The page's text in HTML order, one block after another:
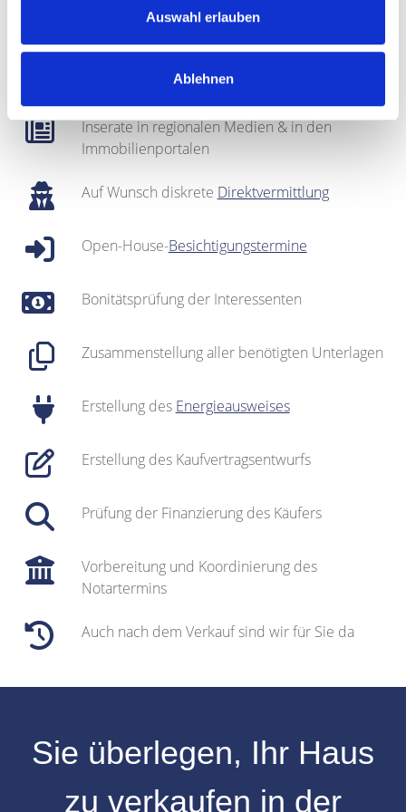
Auswahl erlauben
Ablehnen
Fotografie & Exposé-Erstellung
Interessentenkartei
Inserate in regionalen Medien & in den
Immobilienportalen
Auf Wunsch diskrete Direktvermittlung
Open-House-Besichtigungstermine
Bonitätsprüfung der Interessenten
Zusammenstellung aller benötigten Unterlagen
Erstellung des Energieausweises
Erstellung des Kaufvertragsentwurfs
Prüfung der Finanzierung des Käufers
Vorbereitung und Koordinierung des
Notartermins
Auch nach dem Verkauf sind wir für Sie da
Sie überlegen, Ihr Haus
zu verkaufen in der